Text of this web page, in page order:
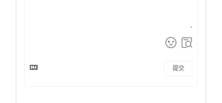
提交